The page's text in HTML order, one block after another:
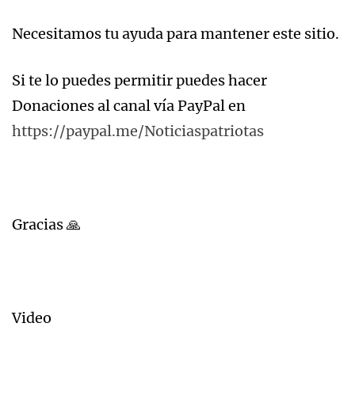
Necesitamos tu ayuda para mantener este sitio.
Si te lo puedes permitir puedes hacer
Donaciones al canal vía PayPal en
https://paypal.me/Noticiaspatriotas
Gracias 🙏
Video